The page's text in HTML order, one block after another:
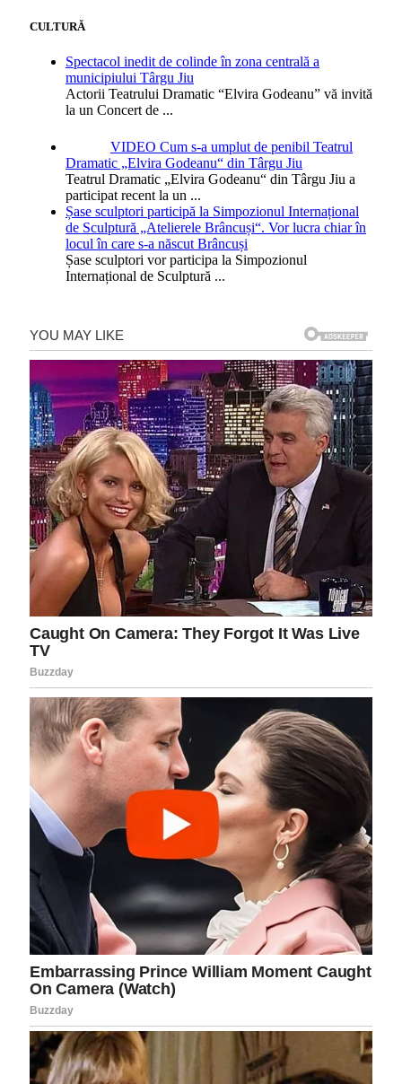
CULTURĂ
Spectacol inedit de colinde în zona centrală a
municipiului Târgu Jiu
Actorii Teatrului Dramatic “Elvira Godeanu” vă invită
la un Concert de ...
VIDEO Cum s-a umplut de penibil Teatrul
Dramatic „Elvira Godeanu“ din Târgu Jiu
Teatrul Dramatic „Elvira Godeanu“ din Târgu Jiu a
participat recent la un ...
Șase sculptori participă la Simpozionul Internațional
de Sculptură „Atelierele Brâncuși“. Vor lucra chiar în
locul în care s-a născut Brâncuși
Șase sculptori vor participa la Simpozionul
Internațional de Sculptură ...